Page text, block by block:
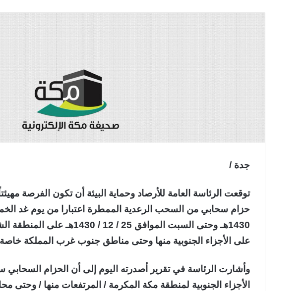
جدة /
توقعت الرئاسة العامة للأرصاد وحماية البيئة أن تكون الفرصة
1430هـ وحتى السبت الموافق 25 /
على الأجزاء الجنوبية منها وحتى مناطق جنوب غرب المملكة خاصة
وأشارت الرئاسة في تقرير أصدرته اليوم إلى أن الحزام
الأجزاء الجنوبية لمنطقة مكة المكرمة / المرتفعات منها / وحتى